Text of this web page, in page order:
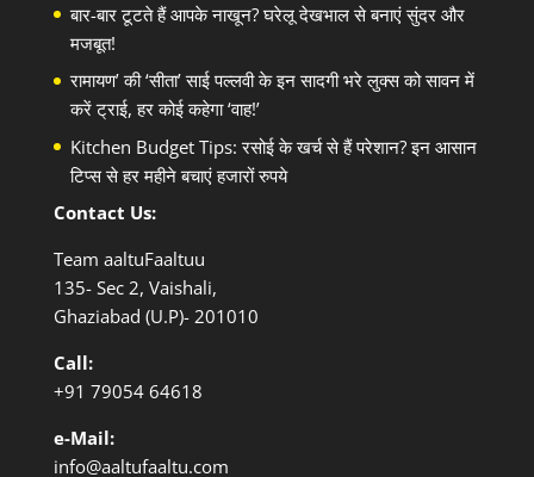
बार-बार टूटते हैं आपके नाखून? घरेलू देखभाल से बनाएं सुंदर और
मजबूत!
रामायण’ की ‘सीता’ साई पल्लवी के इन सादगी भरे लुक्स को सावन में
करें ट्राई, हर कोई कहेगा ‘वाह!’
Kitchen Budget Tips: रसोई के खर्च से हैं परेशान? इन आसान
टिप्स से हर महीने बचाएं हजारों रुपये
Contact Us:
Team aaltuFaaltuu
135- Sec 2, Vaishali,
Ghaziabad (U.P)- 201010
Call:
+91 79054 64618
e-Mail:
info@aaltufaaltu.com